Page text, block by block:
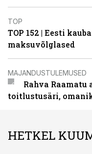
TOP
TOP 152 | Eesti
maksuvõlglased
MAJANDUSTULEMUSED
Rahva
toitlustusäri,
HETKEL